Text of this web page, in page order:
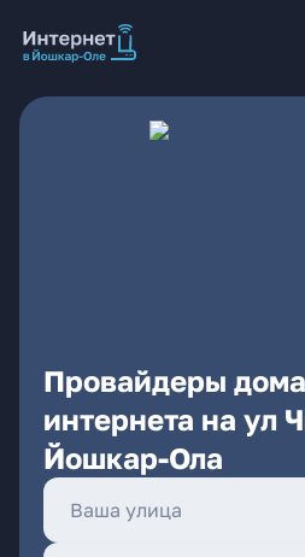
Провайдеры
интернета на ул
Йошкар-Ола